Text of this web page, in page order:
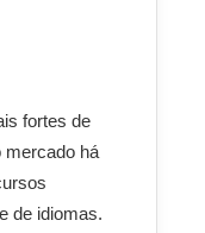
fortes de
mercado há
de idiomas.